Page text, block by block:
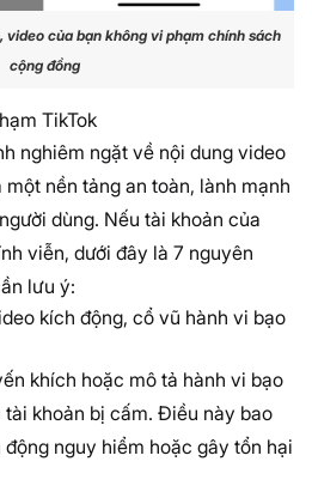
video của bạn không vi phạm chính sách
cộng đồng
TikTok
nghiêm ngặt về nội dung video
nền tảng an toàn, lành mạnh
dùng. Nếu tài khoản của
viễn, dưới đây là 7 nguyên
lưu ý:
kích động, cổ vũ hành vi bạo
khích hoặc mô tả hành vi bạo
khoản bị cấm. Điều này bao
nguy hiểm hoặc gây tổn hại